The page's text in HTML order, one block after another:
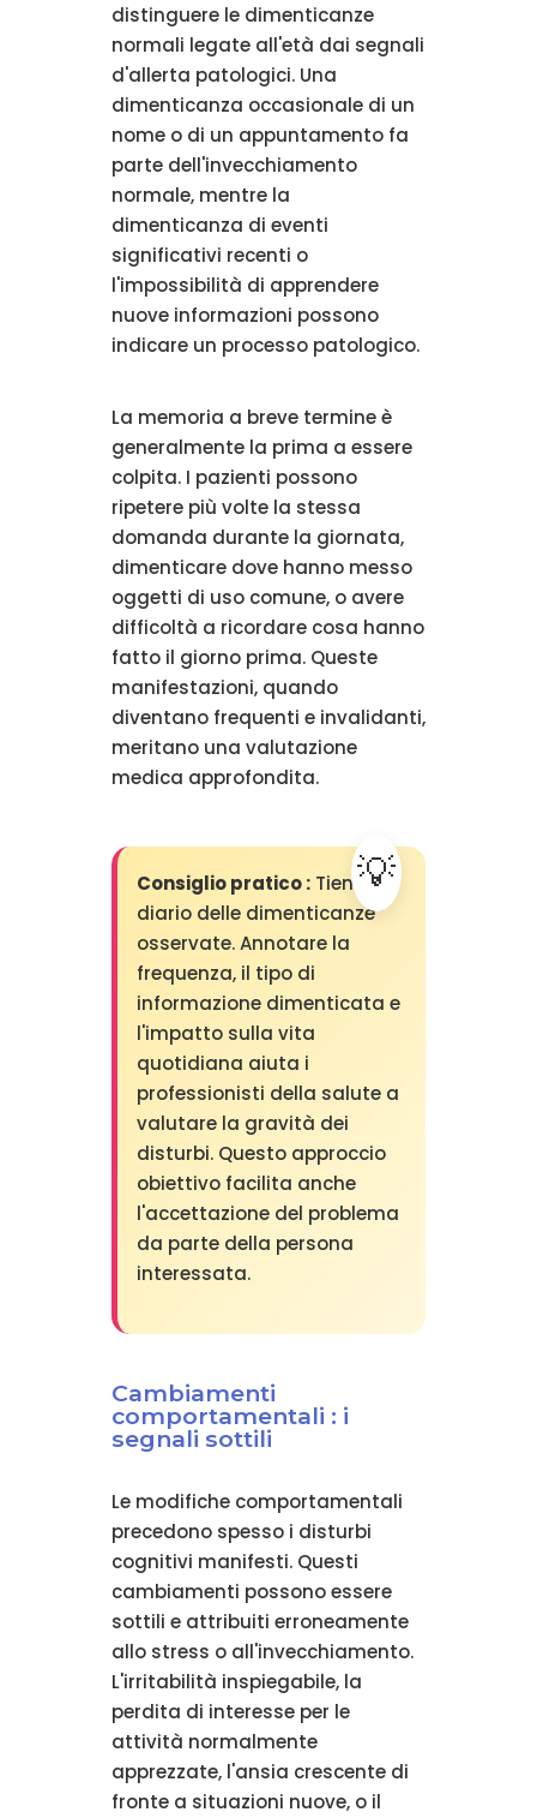
distinguere le dimenticanze
normali legate all'età dai segnali
d'allerta patologici. Una
dimenticanza occasionale di un
nome o di un appuntamento fa
parte dell'invecchiamento
normale, mentre la
dimenticanza di eventi
significativi recenti o
l'impossibilità di apprendere
nuove informazioni possono
indicare un processo patologico.
La memoria a breve termine è
generalmente la prima a essere
colpita. I pazienti possono
ripetere più volte la stessa
domanda durante la giornata,
dimenticare dove hanno messo
oggetti di uso comune, o avere
difficoltà a ricordare cosa hanno
fatto il giorno prima. Queste
manifestazioni, quando
diventano frequenti e invalidanti,
meritano una valutazione
medica approfondita.
Consiglio pratico :Tieni un
diario delle dimenticanze
osservate. Annotare la
frequenza, il tipo di
informazione dimenticata e
l'impatto sulla vita
quotidiana aiuta i
professionisti della salute a
valutare la gravità dei
disturbi. Questo approccio
obiettivo facilita anche
l'accettazione del problema
da parte della persona
interessata.
Cambiamenti
comportamentali : i
segnali sottili
Le modifiche comportamentali
precedono spesso i disturbi
cognitivi manifesti. Questi
cambiamenti possono essere
sottili e attribuiti erroneamente
allo stress o all'invecchiamento.
L'irritabilità inspiegabile, la
perdita di interesse per le
attività normalmente
apprezzate, l'ansia crescente di
fronte a situazioni nuove, o il